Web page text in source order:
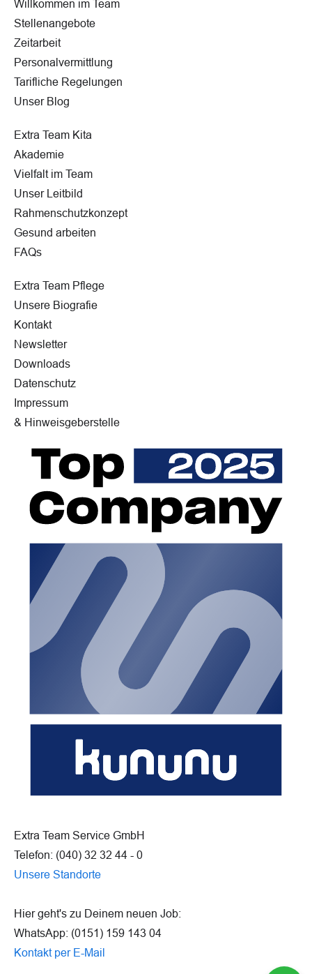
Willkommen im Team
Stellenangebote
Zeitarbeit
Personalvermittlung
Tarifliche Regelungen
Unser Blog
Extra Team Kita
Akademie
Vielfalt im Team
Unser Leitbild
Rahmenschutzkonzept
Gesund arbeiten
FAQs
Extra Team Pflege
Unsere Biografie
Kontakt
Newsletter
Downloads
Datenschutz
Impressum
& Hinweisgeberstelle
Extra Team Service GmbH
Telefon: (040) 32 32 44 - 0
Unsere Standorte
Hier geht's zu Deinem neuen Job:
WhatsApp: (0151) 159 143 04
Kontakt per E-Mail